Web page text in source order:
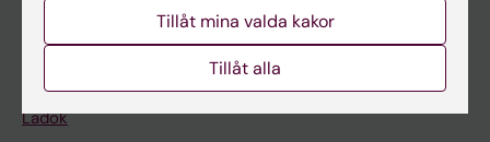
Student
Ladok
Tillåt mina valda kakor
Tillåt alla